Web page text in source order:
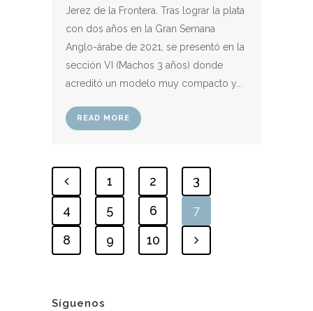
Jerez de la Frontera. Tras lograr la plata
con dos años en la Gran Semana
Anglo-árabe de 2021, se presentó en la
sección VI (Machos 3 años) donde
acreditó un modelo muy compacto y...
READ MORE
1 2
3
4
5 6
7
8
9 10
Síguenos